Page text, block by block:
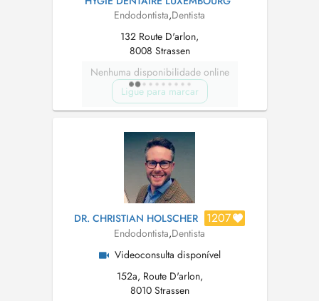
Endodontista,Dentista
132 Route D'arlon,
8008 Strassen
Nenhuma disponibilidade online
Ligue para marcar
DR. CHRISTIAN HOLSCHER 1207
Endodontista,Dentista
Videoconsulta disponível
152a, Route D'arlon,
8010 Strassen